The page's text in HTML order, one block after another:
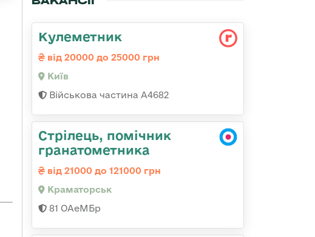
Кулеметник
від 20000 до 25000 грн
Київ
Військова частина А4682
Стрілець, помічник
гранатометника
від 21000 до 121000 грн
Краматорськ
81 ОАеМБр